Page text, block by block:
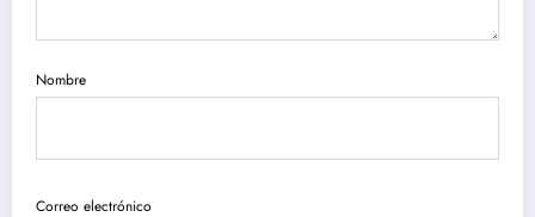
Nombre
Correo electrónico